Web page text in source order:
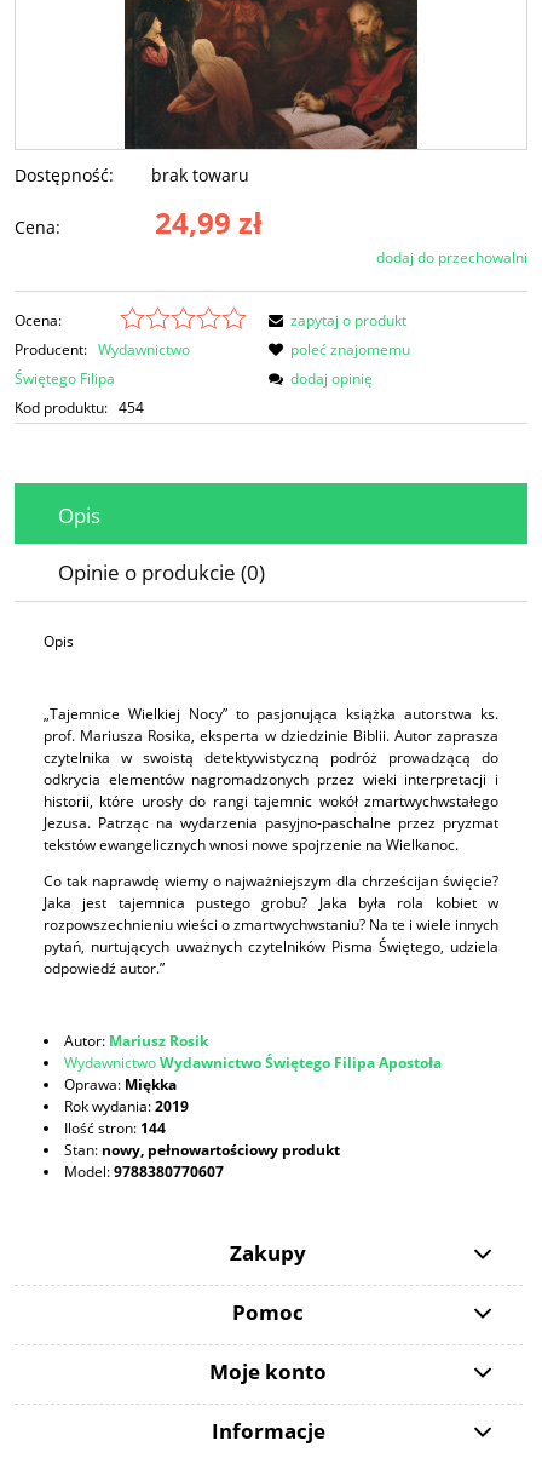
Dostępność: brak towaru
Cena: 24,99 zł
dodaj do przechowalni
Ocena:
Producent: Wydawnictwo
Świętego Filipa
Kod produktu: 454
zapytaj o produkt
poleć znajomemu
dodaj opinię
Opis
Opinie o produkcie (0)
Opis
„Tajemnice Wielkiej Nocy” to pasjonująca książka autorstwa ks.
prof. Mariusza Rosika, eksperta w dziedzinie Biblii. Autor zaprasza
czytelnika w swoistą detektywistyczną podróż prowadzącą do
odkrycia elementów nagromadzonych przez wieki interpretacji i
historii, które urosły do rangi tajemnic wokół zmartwychwstałego
Jezusa. Patrząc na wydarzenia pasyjno-paschalne przez pryzmat
tekstów ewangelicznych wnosi nowe spojrzenie na Wielkanoc.
Co tak naprawdę wiemy o najważniejszym dla chrześcijan święcie?
Jaka jest tajemnica pustego grobu? Jaka była rola kobiet w
rozpowszechnieniu wieści o zmartwychwstaniu? Na te i wiele innych
pytań, nurtujących uważnych czytelników Pisma Świętego, udziela
odpowiedź autor.”
Autor: Mariusz Rosik
WydawnictwoWydawnictwo Świętego Filipa Apostoła
Oprawa: Miękka
Rok wydania:2019
Ilość stron: 144
Stan: nowy, pełnowartościowy produkt
Model:9788380770607
Zakupy
Pomoc
Moje konto
Informacje